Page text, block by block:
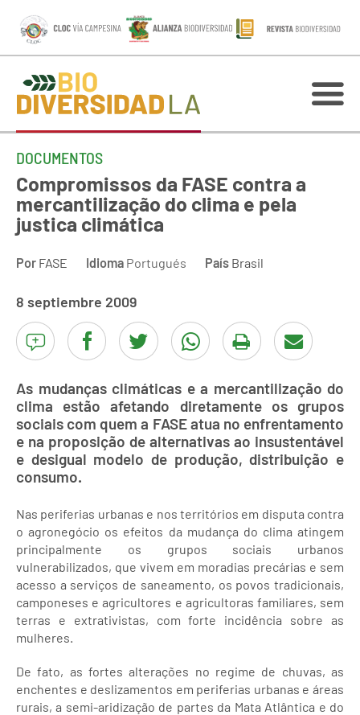
DOCUMENTOS
Compromissos da FASE contra a
mercantilização do clima e pela
justica climática
Por FASE Idioma Portugués País Brasil
8 septiembre 2009
As mudanças climáticas e a mercantilização do
clima estão afetando diretamente os grupos
sociais com quem a FASE atua no enfrentamento
e na proposição de alternativas ao insustentável
e desigual modelo de produção, distribuição e
consumo.
Nas periferias urbanas e nos territórios em disputa contra
o agronegócio os efeitos da mudança do clima atingem
principalmente os grupos sociais urbanos
vulnerabilizados, que vivem em moradias precárias e sem
acesso a serviços de saneamento, os povos tradicionais,
camponeses e agricultores e agricultoras familiares, sem
terras e extrativistas, com forte incidência sobre as
mulheres.
De fato, as fortes alterações no regime de chuvas, as
enchentes e deslizamentos em periferias urbanas e áreas
rurais, a semi-aridização de partes da Mata Atlântica e do